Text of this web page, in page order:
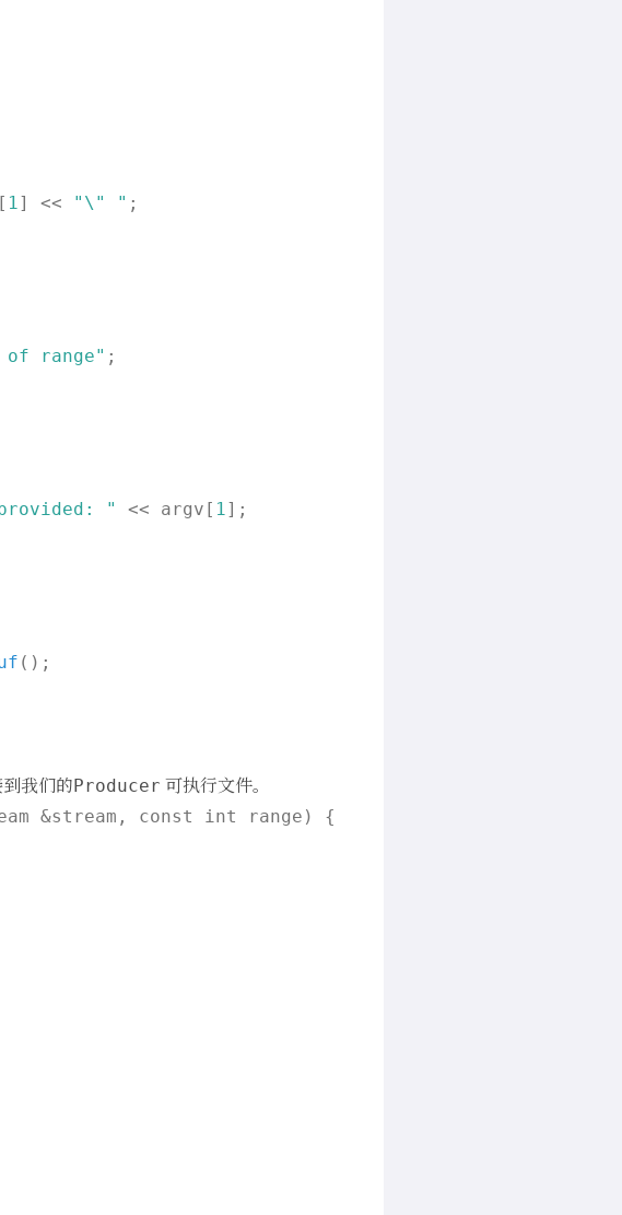
1 ] << "\" " ;
range" ;
" << argv[ 1 ];
();
我们的Producer 可执行文件。
&stream, const int range) {